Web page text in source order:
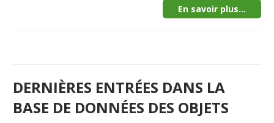
En savoir plus...
DERNIÈRES ENTRÉES DANS LA
BASE DE DONNÉES DES OBJETS